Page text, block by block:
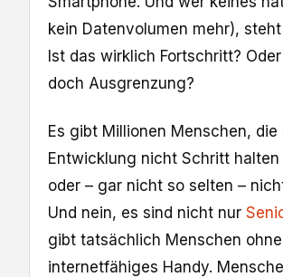
kein Datenvolumen mehr),
Ist das wirklich Fortschritt?
doch Ausgrenzung?
Es gibt Millionen Menschen, die
Entwicklung nicht Schritt halten
oder – gar nicht so selten –
Und nein, es sind nicht nur
gibt tatsächlich Menschen ohne
internetfähiges Handy.